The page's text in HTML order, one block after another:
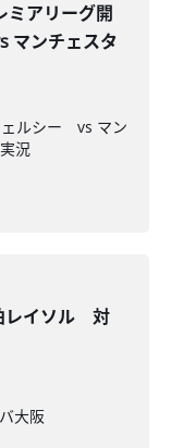
アリーグ開
マンチェスタ
ルシー vs マン
況
レイソル 対
大阪